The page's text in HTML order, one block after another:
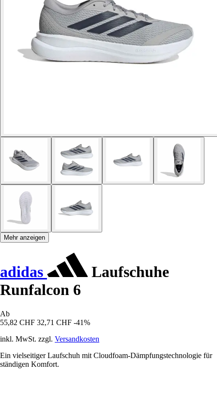
Mehr anzeigen
adidas
Laufschuhe
Runfalcon 6
Ab
55,82 CHF 32,71 CHF -41%
inkl. MwSt. zzgl. Versandkosten
Ein vielseitiger Laufschuh mit Cloudfoam-Dämpfungstechnologie für
ständigen Komfort.